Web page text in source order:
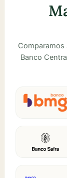
Banco